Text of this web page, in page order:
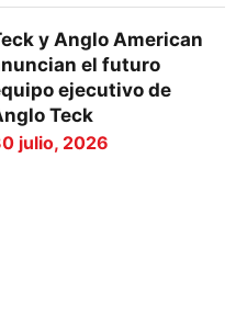
y Anglo American
el futuro
ejecutivo de
Teck
julio, 2026